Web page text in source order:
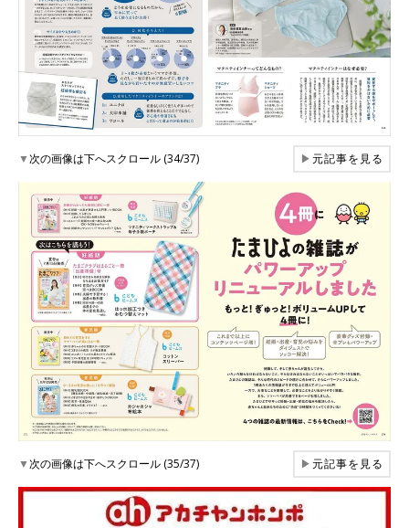
▼次の画像は下へスクロール (34/37) ▶元記事を見る
▼次の画像は下へスクロール (35/37) ▶元記事を見る